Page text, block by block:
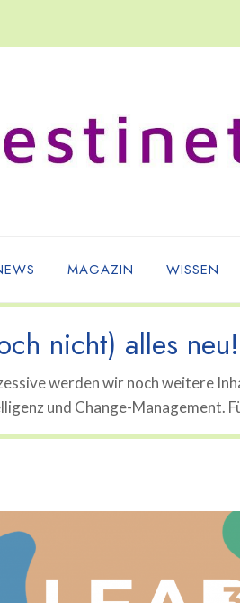
MAGAZIN WISSEN
nicht) alles neu!
werden wir noch weitere
und Change-Management.